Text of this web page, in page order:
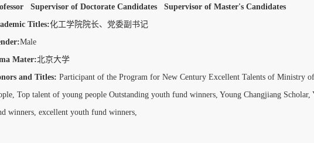
Supervisor of Doctorate Candidates Supervisor of Master's Candidates
Titles:化工学院院长、党委副书记
Male
Mater:北京大学
and Titles: Participant of the Program for New Century Excellent Talents of Ministry
Top talent of young people Outstanding youth fund winners, Young Changjiang Scholar,
winners, excellent youth fund winners,